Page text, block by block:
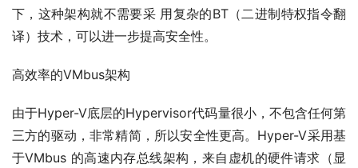
下，这种架构就不需要采 用复杂的BT（二进制特权指令翻
译）技术，可以进一步提高安全性。
高效率的VMbus架构
由于Hyper-V底层的Hypervisor代码量很小，不包含任何第
三方的驱动，非常精简，所以安全性更高。Hyper-V采用基
于VMbus 的高速内存总线架构，来自虚机的硬件请求（显